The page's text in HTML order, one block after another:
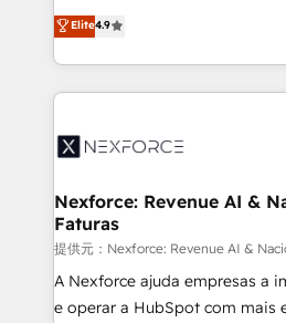
technical know-how and
need to succeed.
Elite Partner. With 500+ projects
Brazil, and LATAM, we combine
regional experience. Today, we
HubSpot Elite Partner—trusted
Implementation & Migration
Station, Freshdesk, Intercom,
objects, automations, and
growth. 🚀 AI-Driven GTM Orchestration Unify
HubSpot with LinkedIn,
media, and AI voice to drive pipeline. 🤖
Elite4.9
Nexforce: Revenue AI &
Faturas
提供元：Nexforce: Revenue AI &
A Nexforce ajuda empresas a
e operar a HubSpot com mais